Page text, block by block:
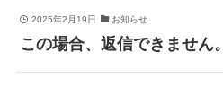
2025年2月19日 お知らせ
この場合、返信できません。